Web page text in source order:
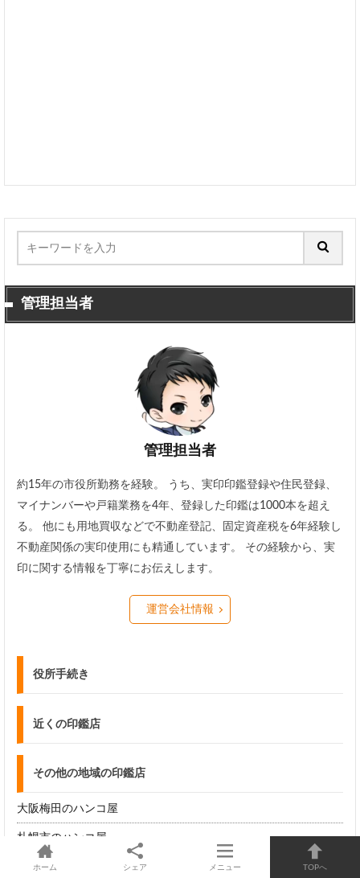
管理担当者
管理担当者
約15年の市役所勤務を経験。 うち、実印印鑑登録や住民登録、
マイナンバーや戸籍業務を4年、登録した印鑑は1000本を超え
る。 他にも用地買収などで不動産登記、固定資産税を6年経験し
不動産関係の実印使用にも精通しています。 その経験から、実
印に関する情報を丁寧にお伝えします。
運営会社情報
役所手続き
近くの印鑑店
その他の地域の印鑑店
大阪梅田のハンコ屋
札幌市のハンコ屋
名古屋市のハンコ屋
ホーム シェア メニュー TOPへ